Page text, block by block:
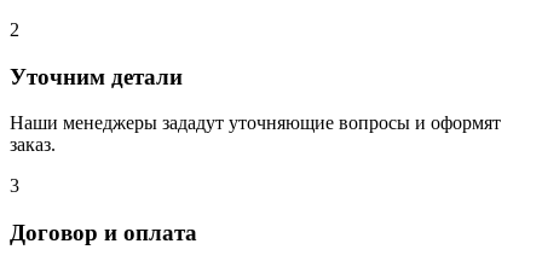
2
Уточним детали
Наши менеджеры зададут уточняющие вопросы и оформят
заказ.
3
Договор и оплата